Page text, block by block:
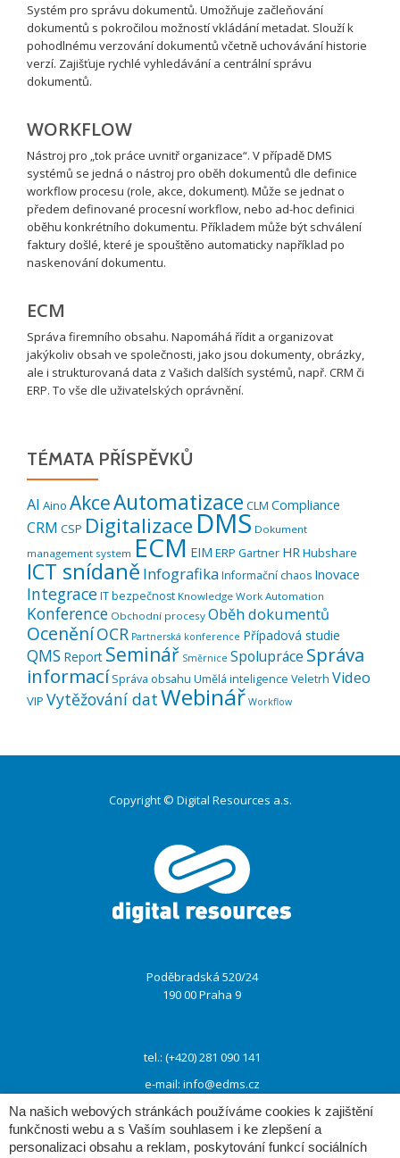
Systém pro správu dokumentů. Umožňuje začleňování
dokumentů s pokročilou možností vkládání metadat. Slouží k
pohodlnému verzování dokumentů včetně uchovávání historie
verzí. Zajišťuje rychlé vyhledávání a centrální správu
dokumentů.
WORKFLOW
Nástroj pro „tok práce uvnitř organizace“. V případě DMS
systémů se jedná o nástroj pro oběh dokumentů dle definice
workflow procesu (role, akce, dokument). Může se jednat o
předem definované procesní workflow, nebo ad-hoc definici
oběhu konkrétního dokumentu. Příkladem může být schválení
faktury došlé, které je spouštěno automaticky například po
naskenování dokumentu.
ECM
Správa firemního obsahu. Napomáhá řídit a organizovat
jakýkoliv obsah ve společnosti, jako jsou dokumenty, obrázky,
ale i strukturovaná data z Vašich dalších systémů, např. CRM či
ERP. To vše dle uživatelských oprávnění.
TÉMATA PŘÍSPĚVKŮ
AI Aino AkceAutomatizace CLM Compliance
CRM CSP Digitalizace DMS Dokument
management system ECM EIM ERP Gartner HR Hubshare
ICT snídaně InfografikaInformační chaos Inovace
IntegraceIT bezpečnost Knowledge Work Automation
Konference Obchodní procesy Oběh dokumentů
OceněníOCR Partnerská konference Případová studie
QMS Report Seminář Směrnice Spolupráce Správa
informací Správa obsahu Umělá inteligence Veletrh Video
VIP Vytěžování datWebinář Workflow
Copyright © Digital Resources a.s.
Poděbradská 520/24
190 00 Praha 9
tel.: (+420) 281 090 141
e-mail: info@edms.cz
www:www.e-dms.cz
Na našich webových stránkách používáme cookies k zajištění
funkčnosti webu a s Vaším souhlasem i ke zlepšení a
personalizaci obsahu a reklam, poskytování funkcí sociálních